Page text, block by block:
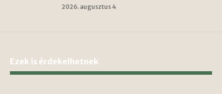
2026. augusztus 4
Ezek is érdekelhetnek